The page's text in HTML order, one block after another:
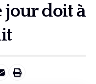
jour doit à